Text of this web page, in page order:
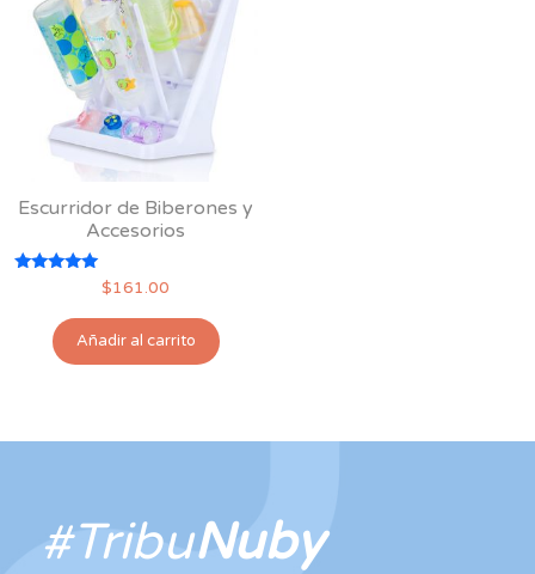
Escurridor de Biberones y
Accesorios
5.00
de 5
$161.00
Añadir al carrito
#TribuNuby